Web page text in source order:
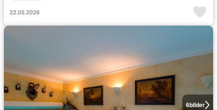
22.05.2026
6bilder